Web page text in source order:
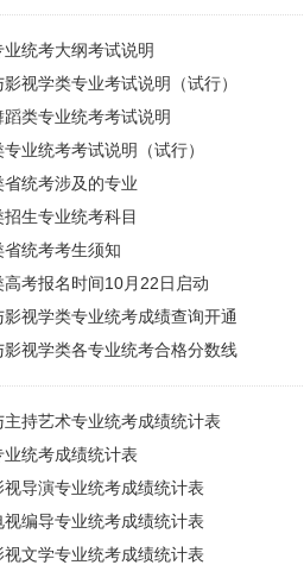
统考大纲考试说明
视学类专业考试说明（试行）
类专业统考考试说明
业统考考试说明（试行）
统考涉及的专业
生专业统考科目
统考考生须知
考报名时间10月22日启动
视学类专业统考成绩查询开通
视学类各专业统考合格分数线
持艺术专业统考成绩统计表
统考成绩统计表
导演专业统考成绩统计表
编导专业统考成绩统计表
文学专业统考成绩统计表